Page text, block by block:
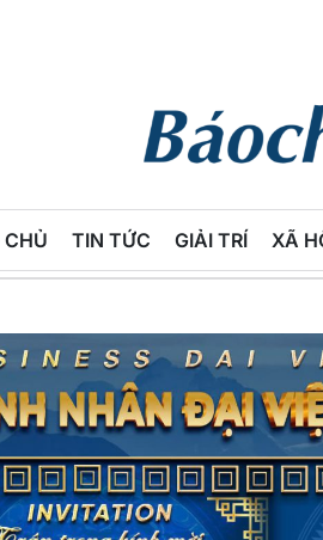
Chí
Việt
CHỦ TIN TỨC GIẢI TRÍ XÃ